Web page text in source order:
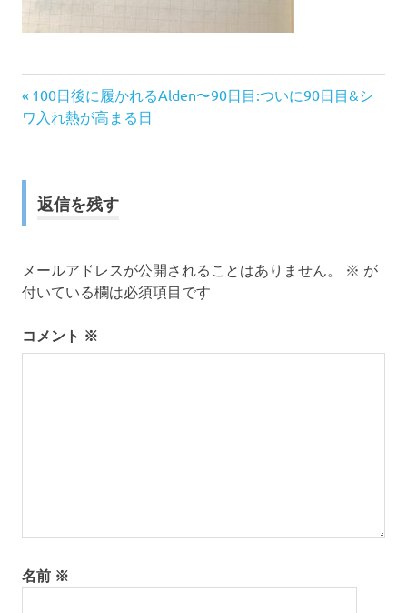
投
稿
ナ
ビ
ー
シ
前
の
記
100日後に履かれるAlden〜90日目:ついに90日目&シ
ワ入れ熱が高まる日
返信を残す
メールアドレスが公開されることはありません。 ※ が
付いている欄は必須項目です
コメント ※
名前 ※